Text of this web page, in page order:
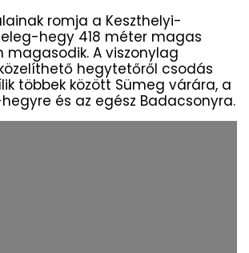
romja a Keszthelyi-
hegy 418 méter magas
magasodik. A viszonylag
hegytetőről csodás
többek között Sümeg várára, a
és az egész Badacsonyra.